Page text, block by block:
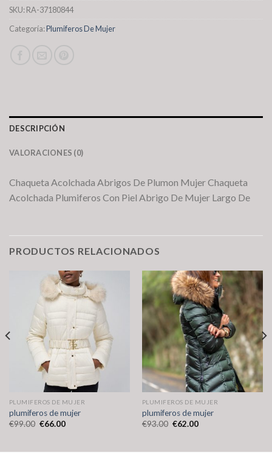
SKU:RA-37180844
Categoría:Plumiferos De Mujer
DESCRIPCIÓN
VALORACIONES (0)
Chaqueta Acolchada Abrigos De Plumon Mujer Chaqueta
Acolchada Plumiferos Con Piel Abrigo De Mujer Largo De
PRODUCTOS RELACIONADOS
PLUMIFEROS DE MUJER
plumiferos de mujer
€99.00 €66.00
PLUMIFEROS DE MUJER
plumiferos de mujer
€93.00 €62.00